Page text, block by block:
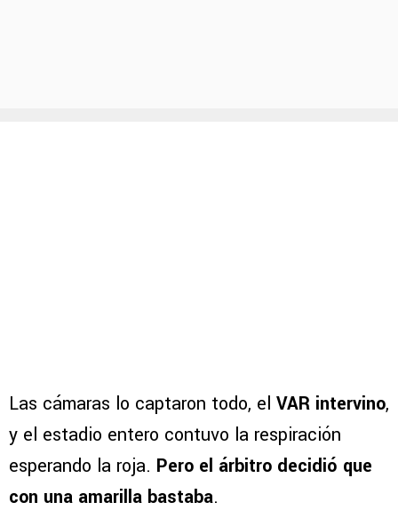
Las cámaras lo captaron todo, el VAR intervino,
y el estadio entero contuvo la respiración
esperando la roja. Pero el árbitro decidió que
con una amarilla bastaba.